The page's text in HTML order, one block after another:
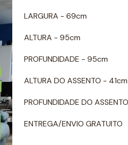
LARGURA - 69cm
ALTURA - 95cm
PROFUNDIDADE - 95cm
ALTURA DO ASSENTO - 41cm
PROFUNDIDADE DO
ENTREGA/ENVIO GRATUITO